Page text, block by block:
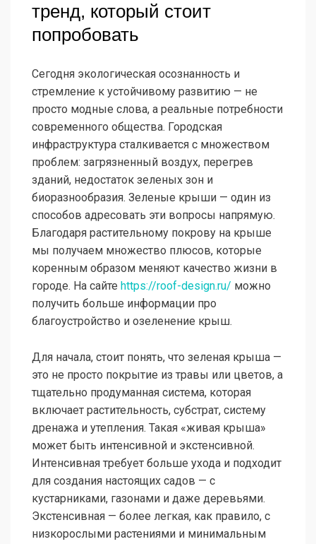
тренд, который стоит
попробовать
Сегодня экологическая осознанность и
стремление к устойчивому развитию — не
просто модные слова, а реальные потребности
современного общества. Городская
инфраструктура сталкивается с множеством
проблем: загрязненный воздух, перегрев
зданий, недостаток зеленых зон и
биоразнообразия. Зеленые крыши — один из
способов адресовать эти вопросы напрямую.
Благодаря растительному покрову на крыше
мы получаем множество плюсов, которые
коренным образом меняют качество жизни в
городе. На сайте https://roof-design.ru/ можно
получить больше информации про
благоустройство и озеленение крыш.
Для начала, стоит понять, что зеленая крыша —
это не просто покрытие из травы или цветов, а
тщательно продуманная система, которая
включает растительность, субстрат, систему
дренажа и утепления. Такая «живая крыша»
может быть интенсивной и экстенсивной.
Интенсивная требует больше ухода и подходит
для создания настоящих садов — с
кустарниками, газонами и даже деревьями.
Экстенсивная — более легкая, как правило, с
низкорослыми растениями и минимальным